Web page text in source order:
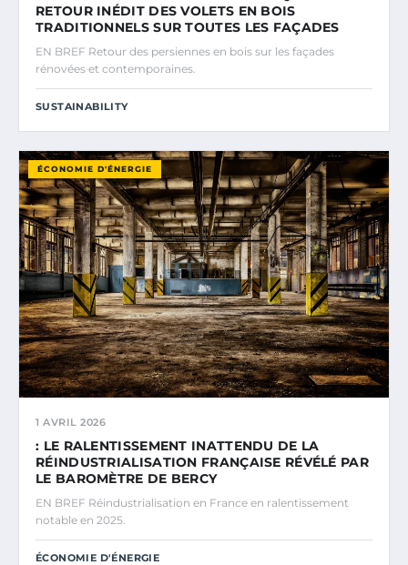
RETOUR INÉDIT DES VOLETS EN BOIS
TRADITIONNELS SUR TOUTES LES FAÇADES
EN BREF Retour des persiennes en bois sur les façades
rénovées et contemporaines.
SUSTAINABILITY
ÉCONOMIE D'ÉNERGIE
1 AVRIL 2026
: LE RALENTISSEMENT INATTENDU DE LA
RÉINDUSTRIALISATION FRANÇAISE RÉVÉLÉ PAR
LE BAROMÈTRE DE BERCY
EN BREF Réindustrialisation en France en ralentissement
notable en 2025.
ÉCONOMIE D'ÉNERGIE